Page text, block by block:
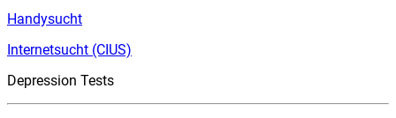
Handysucht
Internetsucht (CIUS)
Depression Tests